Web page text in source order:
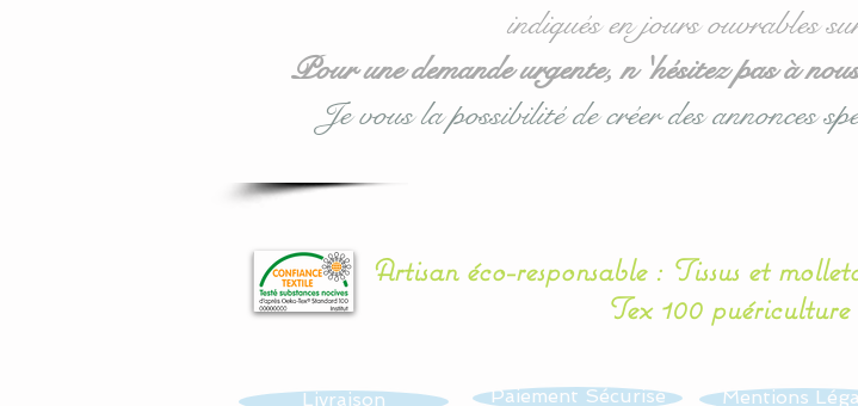
indiqués en jours ouvrables
Pour une demande urgente, n 'hésitez pas à
Je vous la possibilité de créer des annonces
Artisan éco-responsable : Tissus et
Tex 100 puériculture
Livraison Paiement Sécurisé Mentions